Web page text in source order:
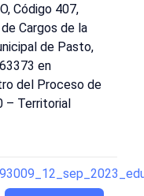
Código 407,
Cargos de la
de Pasto,
en
del Proceso de
– Territorial